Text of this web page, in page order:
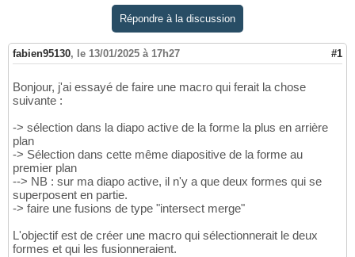
Répondre à la discussion
fabien95130, le 13/01/2025 à 17h27 #1
Bonjour, j'ai essayé de faire une macro qui ferait la chose
suivante :
-> sélection dans la diapo active de la forme la plus en arrière
plan
-> Sélection dans cette même diapositive de la forme au
premier plan
--> NB : sur ma diapo active, il n'y a que deux formes qui se
superposent en partie.
-> faire une fusions de type "intersect merge"
L'objectif est de créer une macro qui sélectionnerait le deux
formes et qui les fusionneraient.